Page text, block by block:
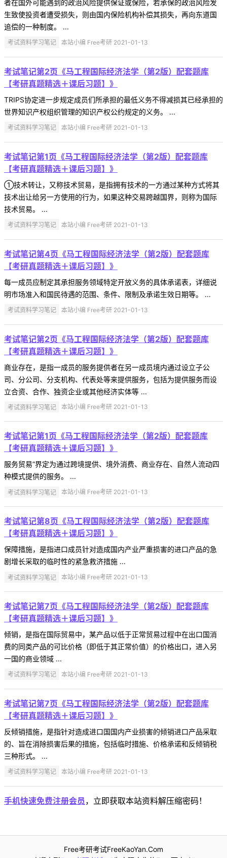
者在国外可能遇到的政治风险提供保证或保险，若承保的政治风险发
生致使投资者遭受损失，则由国内保险机构补偿其损失，再向东道国
追偿的一种制度。 ...
考试资料学习笔记 本站小编 Free考研 2021-01-13
考试笔记第2页《马工程国际经济法学（第2版）配套题库
【考研真题精选＋课后习题】》
TRIPS协定进一步规定成员们所承担的最低义务不得减损其已经承担的
世界知识产权组织管理的知识产权公约规定的义务。 ...
考试资料学习笔记 本站小编 Free考研 2021-01-13
考试笔记第1页《马工程国际经济法学（第2版）配套题库
【考研真题精选＋课后习题】》
①技术转让，又称技术贸易，是指拥有技术的一方通过某种方式将其
技术出让给另一方使用的行为，如果这种交易跨越国界，则称为国际
技术贸易。 ...
考试资料学习笔记 本站小编 Free考研 2021-01-13
考试笔记第4页《马工程国际经济法学（第2版）配套题库
【考研真题精选＋课后习题】》
每一成员应制定其承担服务领域特定开放义务的具体承诺表，详细说
明市场准入和国民待遇的范围、条件、限制及承诺生效日期等。 ...
考试资料学习笔记 本站小编 Free考研 2021-01-13
考试笔记第2页《马工程国际经济法学（第2版）配套题库
【考研真题精选＋课后习题】》
商业存在，是指一成员的服务提供者在另一成员境内通过设立子公
司、分公司、分支机构、代表处等来提供服务，包括为提供服务而设
立合资、合作、独资企业或其他经济实体等 ...
考试资料学习笔记 本站小编 Free考研 2021-01-13
考试笔记第1页《马工程国际经济法学（第2版）配套题库
【考研真题精选＋课后习题】》
服务贸易”界定为通过跨境提供、境外消费、商业存在、自然人流动四
种模式提供的服务。 ...
考试资料学习笔记 本站小编 Free考研 2021-01-13
考试笔记第8页《马工程国际经济法学（第2版）配套题库
【考研真题精选＋课后习题】》
保障措施，是指进口成员针对造成国内产业严重损害的进口产品的急
剧增长采取的临时性的紧急救济措施 ...
考试资料学习笔记 本站小编 Free考研 2021-01-13
考试笔记第7页《马工程国际经济法学（第2版）配套题库
【考研真题精选＋课后习题】》
倾销，是指在国际贸易中，某产品以低于正常贸易过程中在出口国消
费的同类产品的可比价格（即低于其正常价值）的价格出口，进入另
一国的商业领域 ...
考试资料学习笔记 本站小编 Free考研 2021-01-13
考试笔记第7页《马工程国际经济法学（第2版）配套题库
【考研真题精选＋课后习题】》
反倾销措施，是指针对造成进口国国内产业损害的倾销进口产品采取
的、旨在消除损害后果的措施，包括临时措施、价格承诺和反倾销税
三种形式。 ...
考试资料学习笔记 本站小编 Free考研 2021-01-13
手机快速免费注册会员 ，立即获取本站资料解压缩密码！
Free考研考试FreeKaoYan.Com